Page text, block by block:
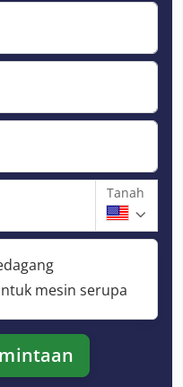
Tanah
mesin serupa